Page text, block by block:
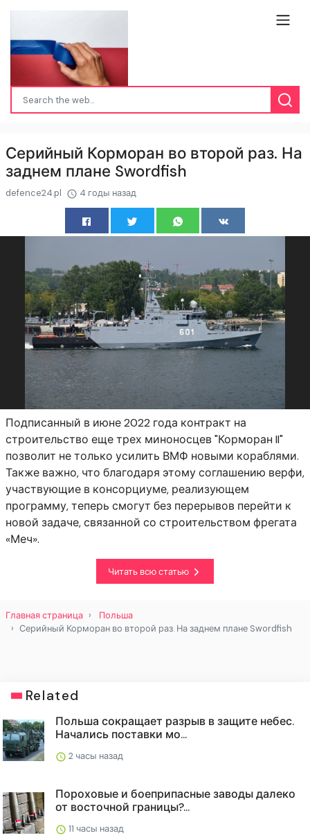
Серийный Корморан во второй раз. На
заднем плане Swordfish
defence24.pl 4 годы назад
Подписанный в июне 2022 года контракт на
строительство еще трех миноносцев "Корморан II"
позволит не только усилить ВМФ новыми кораблями.
Также важно, что благодаря этому соглашению верфи,
участвующие в консорциуме, реализующем
программу, теперь смогут без перерывов перейти к
новой задаче, связанной со строительством фрегата
«Меч».
Читать всю статью
Главная страница
Польша
Серийный Корморан во второй раз. На заднем плане Swordfish
Related
Польша сокращает разрыв в защите небес.
Начались поставки мо...
2 часы назад
Пороховые и боеприпасные заводы далеко
от восточной границы?...
11 часы назад